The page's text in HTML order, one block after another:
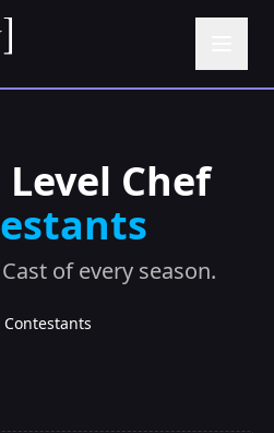
Chef
of every season.
Contestants